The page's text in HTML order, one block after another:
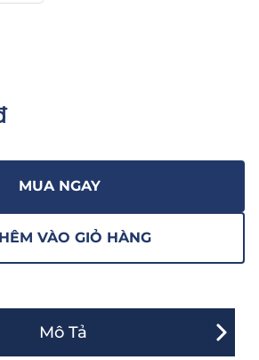
MUA NGAY
VÀO GIỎ HÀNG
Mô Tả